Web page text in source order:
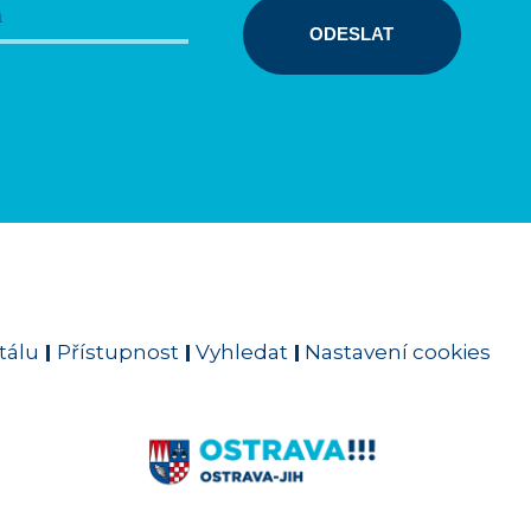
ODESLAT
Přístupnost Vyhledat Nastavení cookies